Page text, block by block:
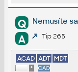
Q Nemusíte
A Tip 265
ACAD ADT MDT
* CAD